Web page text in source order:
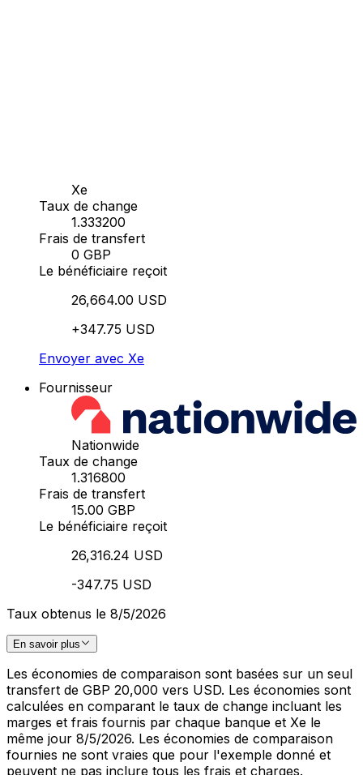
Xe
Taux de change
1.333200
Frais de transfert
0 GBP
Le bénéficiaire reçoit
26,664.00 USD
+347.75 USD
Envoyer avec Xe
Fournisseur
Nationwide
Taux de change
1.316800
Frais de transfert
15.00 GBP
Le bénéficiaire reçoit
26,316.24 USD
-347.75 USD
Taux obtenus le 8/5/2026
En savoir plus
Les économies de comparaison sont basées sur un seul
transfert de GBP 20,000 vers USD. Les économies sont
calculées en comparant le taux de change incluant les
marges et frais fournis par chaque banque et Xe le
même jour 8/5/2026. Les économies de comparaison
fournies ne sont vraies que pour l'exemple donné et
peuvent ne pas inclure tous les frais et charges.